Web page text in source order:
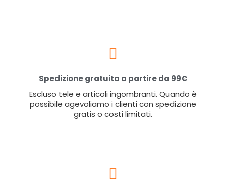
Spedizione gratuita a partire da 99€
Escluso tele e articoli ingombranti. Quando è
possibile agevoliamo i clienti con spedizione
gratis o costi limitati.